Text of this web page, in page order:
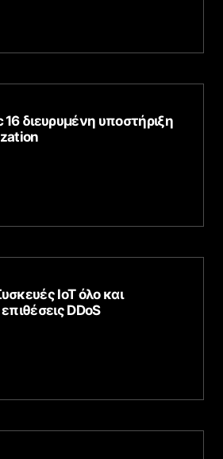
16 διευρυμένη υποστήριξη
IoT όλο και
DDoS